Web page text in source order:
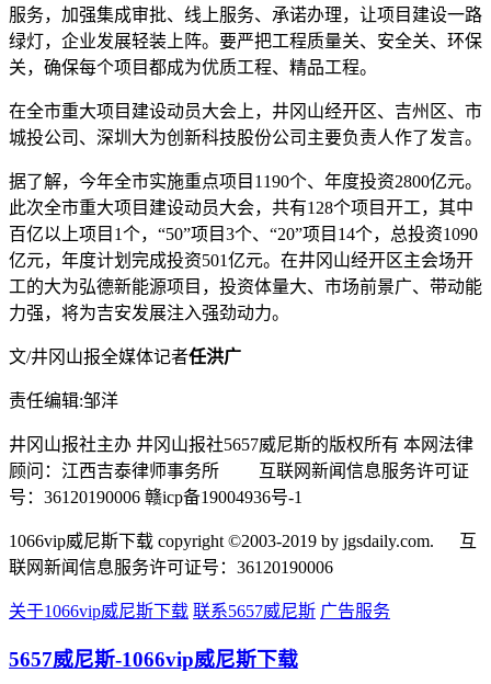
服务，加强集成审批、线上服务、承诺办理，让项目建设一路
绿灯，企业发展轻装上阵。要严把工程质量关、安全关、环保
关，确保每个项目都成为优质工程、精品工程。
在全市重大项目建设动员大会上，井冈山经开区、吉州区、市
城投公司、深圳大为创新科技股份公司主要负责人作了发言。
据了解，今年全市实施重点项目1190个、年度投资2800亿元。
此次全市重大项目建设动员大会，共有128个项目开工，其中
百亿以上项目1个，“50”项目3个、“20”项目14个，总投资1090
亿元，年度计划完成投资501亿元。在井冈山经开区主会场开
工的大为弘德新能源项目，投资体量大、市场前景广、带动能
力强，将为吉安发展注入强劲动力。
文/井冈山报全媒体记者任洪广
责任编辑:邹洋
井冈山报社主办 井冈山报社5657威尼斯的版权所有 本网法律
顾问：江西吉泰律师事务所
互联网新闻信息服务许可证
号：36120190006 赣icp备19004936号-1
1066vip威尼斯下载 copyright ©2003-2019 by jgsdaily.com.
互
联网新闻信息服务许可证号：36120190006
关于1066vip威尼斯下载 联系5657威尼斯 广告服务
5657威尼斯-1066vip威尼斯下载